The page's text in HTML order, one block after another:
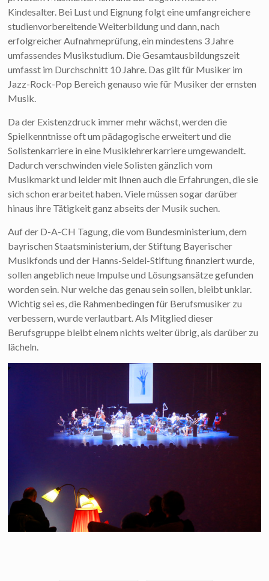
Kindesalter. Bei Lust und Eignung folgt eine umfangreichere
studienvorbereitende Weiterbildung und dann, nach
erfolgreicher Aufnahmeprüfung, ein mindestens 3 Jahre
umfassendes Musikstudium. Die Gesamtausbildungszeit
umfasst im Durchschnitt 10 Jahre. Das gilt für Musiker im
Jazz-Rock-Pop Bereich genauso wie für Musiker der ernsten
Musik.
Da der Existenzdruck immer mehr wächst, werden die
Spielkenntnisse oft um pädagogische erweitert und die
Solistenkarriere in eine Musiklehrerkarriere umgewandelt.
Dadurch verschwinden viele Solisten gänzlich vom
Musikmarkt und leider mit Ihnen auch die Erfahrungen, die sie
sich schon erarbeitet haben. Viele müssen sogar darüber
hinaus ihre Tätigkeit ganz abseits der Musik suchen.
Auf der D-A-CH Tagung, die vom Bundesministerium, dem
bayrischen Staatsministerium, der Stiftung Bayerischer
Musikfonds und der Hanns-Seidel-Stiftung finanziert wurde,
sollen angeblich neue Impulse und Lösungsansätze gefunden
worden sein. Nur welche das genau sein sollen, bleibt unklar.
Wichtig sei es, die Rahmenbedingen für Berufsmusiker zu
verbessern, wurde verlautbart. Als Mitglied dieser
Berufsgruppe bleibt einem nichts weiter übrig, als darüber zu
lächeln.